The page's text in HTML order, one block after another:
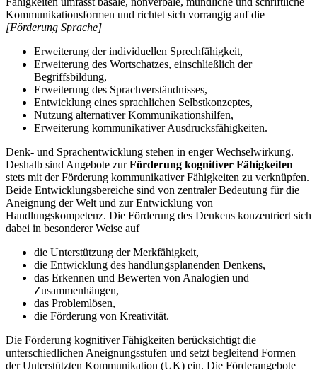
Kommunikationsformen und richtet sich vorrangig auf die
[Förderung Sprache]
Erweiterung der individuellen Sprechfähigkeit,
Erweiterung des Wortschatzes, einschließlich der
Begriffsbildung,
Erweiterung des Sprachverständnisses,
Entwicklung eines sprachlichen Selbstkonzeptes,
Nutzung alternativer Kommunikationshilfen,
Erweiterung kommunikativer Ausdrucksfähigkeiten.
Denk- und Sprachentwicklung stehen in enger Wechselwirkung.
Deshalb sind Angebote zurFörderung kognitiver Fähigkeiten
stets mit der Förderung kommunikativer Fähigkeiten zu verknüpfen.
Beide Entwicklungsbereiche sind von zentraler Bedeutung für die
Aneignung der Welt und zur Entwicklung von
Handlungskompetenz. Die Förderung des Denkens konzentriert sich
dabei in besonderer Weise auf
die Unterstützung der Merkfähigkeit,
die Entwicklung des handlungsplanenden Denkens,
das Erkennen und Bewerten von Analogien und
Zusammenhängen,
das Problemlösen,
die Förderung von Kreativität.
Die Förderung kognitiver Fähigkeiten berücksichtigt die
unterschiedlichen Aneignungsstufen und setzt begleitend Formen
der Unterstützten Kommunikation (UK) ein. Die Förderangebote